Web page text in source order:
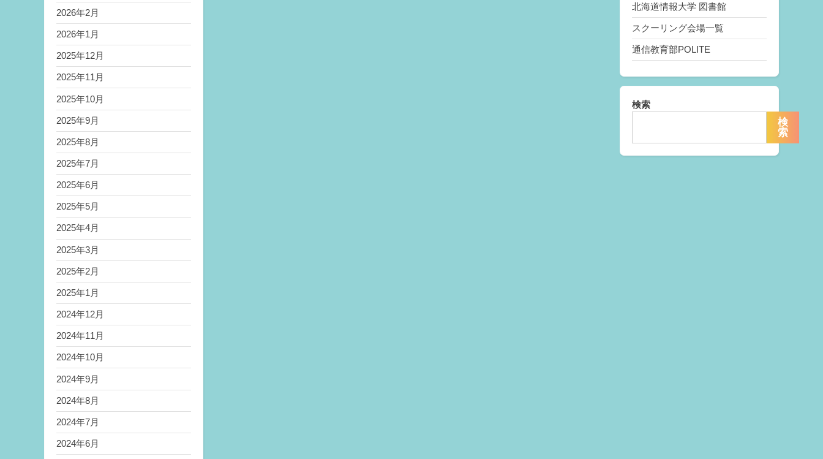
2026年2月
2026年1月
2025年12月
2025年11月
2025年10月
2025年9月
2025年8月
2025年7月
2025年6月
2025年5月
2025年4月
2025年3月
2025年2月
2025年1月
2024年12月
2024年11月
2024年10月
2024年9月
2024年8月
2024年7月
2024年6月
北海道情報大学 図書館
スクーリング会場一覧
通信教育部POLITE
検索
検
索